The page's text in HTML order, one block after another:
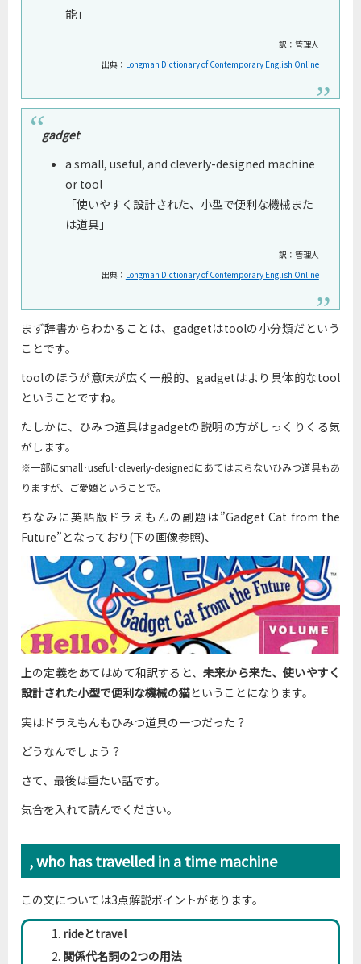
能」
訳：管理人
出典： Longman Dictionary of Contemporary English Online
gadget
a small, useful, and cleverly-designed machine
or tool
「使いやすく設計された、小型で便利な機械また
は道具」
訳：管理人
出典： Longman Dictionary of Contemporary English Online
まず辞書からわかることは、gadgetはtoolの小分類だという
ことです。
toolのほうが意味が広く一般的、gadgetはより具体的なtool
ということですね。
たしかに、ひみつ道具はgadgetの説明の方がしっくりくる気
がします。
※一部にsmall･useful･cleverly-designedにあてはまらないひみつ道具もあ
りますが、ご愛嬌ということで。
ちなみに英語版ドラえもんの副題は”Gadget Cat from the
Future”となっており(下の画像参照)、
上の定義をあてはめて和訳すると、 未来から来た、使いやすく
設計された小型で便利な機械の猫ということになります。
実はドラえもんもひみつ道具の一つだった？
どうなんでしょう？
さて、最後は重たい話です。
気合を入れて読んでください。
, who has travelled in a time machine
この文については3点解説ポイントがあります。
rideとtravel
関係代名詞の2つの用法